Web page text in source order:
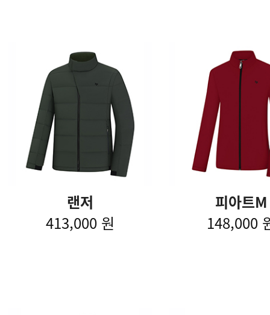
랜저
413,000 원
피아트M
148,000